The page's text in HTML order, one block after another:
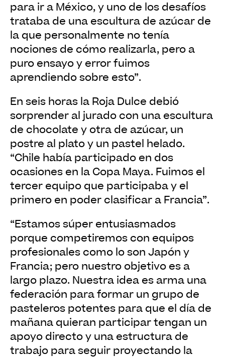
para ir a México, y uno de los desafíos
trataba de una escultura de azúcar de
la que personalmente no tenía
nociones de cómo realizarla, pero a
puro ensayo y error fuimos
aprendiendo sobre esto”.
En seis horas la Roja Dulce debió
sorprender al jurado con una escultura
de chocolate y otra de azúcar, un
postre al plato y un pastel helado.
“Chile había participado en dos
ocasiones en la Copa Maya. Fuimos el
tercer equipo que participaba y el
primero en poder clasificar a Francia”.
“Estamos súper entusiasmados
porque competiremos con equipos
profesionales como lo son Japón y
Francia; pero nuestro objetivo es a
largo plazo. Nuestra idea es arma una
federación para formar un grupo de
pasteleros potentes para que el día de
mañana quieran participar tengan un
apoyo directo y una estructura de
trabajo para seguir proyectando la